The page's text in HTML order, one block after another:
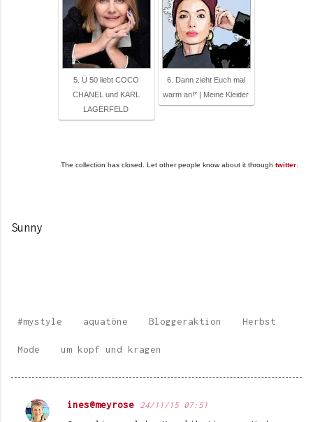
5. Ü 50 liebt COCO
CHANEL und KARL
LAGERFELD
6. Dann zieht Euch mal
warm an!* | Meine Kleider
The collection has closed. Let other people know about it through twitter
Sunny
#mystyle aquatöne Bloggeraktion Herbst
Mode um kopf und kragen
K
ines@meyrose 24/11/15 07:51